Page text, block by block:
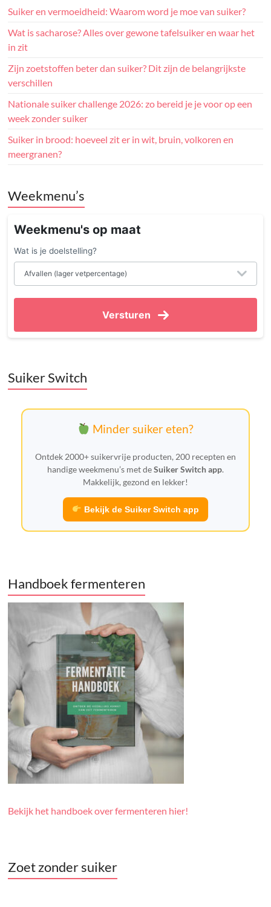
Suiker en vermoeidheid: Waarom word je moe van suiker?
Wat is sacharose? Alles over gewone tafelsuiker en waar het
in zit
Zijn zoetstoffen beter dan suiker? Dit zijn de belangrijkste
verschillen
Nationale suiker challenge 2026: zo bereid je je voor op een
week zonder suiker
Suiker in brood: hoeveel zit er in wit, bruin, volkoren en
meergranen?
Weekmenu’s
Weekmenu's op maat
Wat is je doelstelling?
Versturen
Suiker Switch
Minder suiker eten?
Ontdek 2000+ suikervrije producten, 200 recepten en
handige weekmenu’s met deSuiker Switch app.
Makkelijk, gezond en lekker!
Bekijk de Suiker Switch app
Handboek fermenteren
Bekijk het handboek over fermenteren hier!
Zoet zonder suiker